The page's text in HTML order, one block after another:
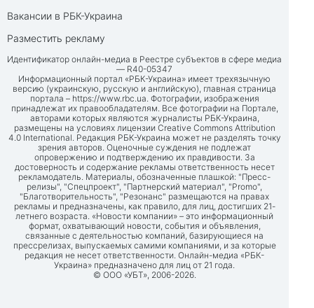
Вакансии в РБК-Украина
Разместить рекламу
Идентификатор онлайн-медиа в Реестре субъектов в сфере медиа
— R40-05347
Информационный портал «РБК-Украина» имеет трехязычную
версию (украинскую, русскую и английскую), главная страница
портала – https://www.rbc.ua. Фотографии, изображения
принадлежат их правообладателям. Все фотографии на Портале,
авторами которых являются журналисты РБК-Украина,
размещены на условиях лицензии Creative Commons Attribution
4.0 International. Редакция РБК-Украина может не разделять точку
зрения авторов. Оценочные суждения не подлежат
опровержению и подтверждению их правдивости. За
достоверность и содержание рекламы ответственность несет
рекламодатель. Материалы, обозначенные плашкой: "Пресс-
релизы", "Спецпроект", "Партнерский материал", "Promo",
"Благотворительность", "Резонанс" размещаются на правах
рекламы и предназначены, как правило, для лиц, достигших 21-
летнего возраста. «Новости компании» – это информационный
формат, охватывающий новости, события и объявления,
связанные с деятельностью компаний, базирующиеся на
прессрелизах, выпускаемых самими компаниями, и за которые
редакция не несет ответственности. Онлайн-медиа «РБК-
Украина» предназначено для лиц от 21 года.
© ООО «УБТ», 2006-2026.